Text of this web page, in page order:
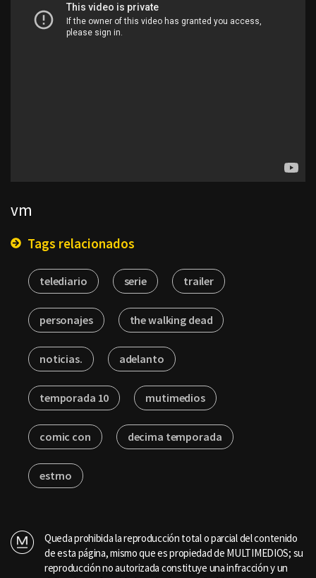
vm
Tags relacionados
telediario serie trailer
personajes the walking dead
noticias. adelanto
temporada 10 mutimedios
comic con decima temporada
estrno
Queda prohibida la reproducción total o parcial del contenido
de esta página, mismo que es propiedad de MULTIMEDIOS; su
reproducción no autorizada constituye una infracción y un